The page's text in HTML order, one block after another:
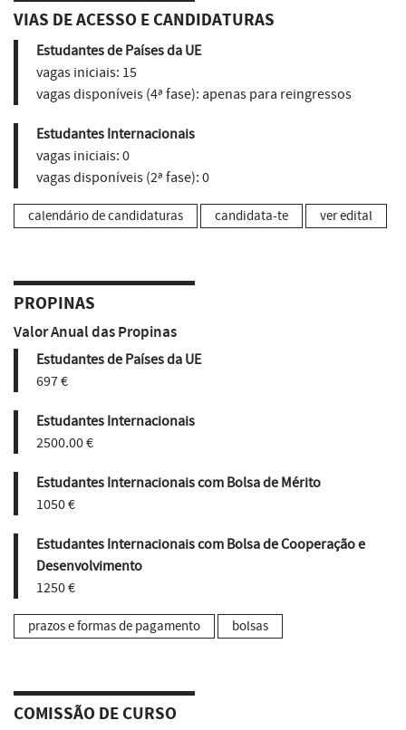
VIAS DE ACESSO E CANDIDATURAS
Estudantes de Países da UE
vagas iniciais: 15
vagas disponíveis (4ª fase): apenas para reingressos
Estudantes Internacionais
vagas iniciais: 0
vagas disponíveis (2ª fase): 0
calendário de candidaturas candidata-te ver edital
PROPINAS
Valor Anual das Propinas
Estudantes de Países da UE
697 €
Estudantes Internacionais
2500.00 €
Estudantes Internacionais com Bolsa de Mérito
1050 €
Estudantes Internacionais com Bolsa de Cooperação e
Desenvolvimento
1250 €
prazos e formas de pagamento bolsas
COMISSÃO DE CURSO